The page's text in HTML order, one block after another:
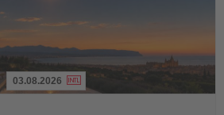
03.08.2026